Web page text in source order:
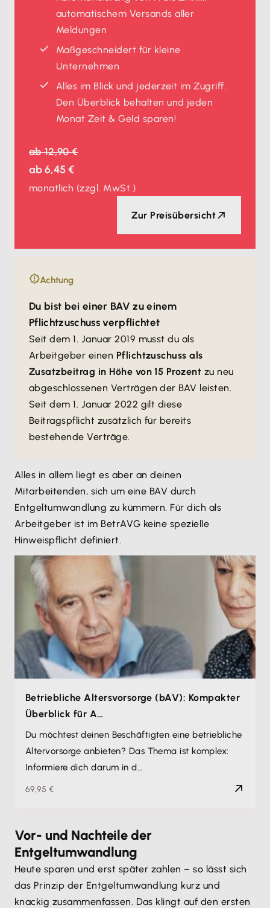
automatischem Versands aller
Meldungen
Maßgeschneidert für kleine
Unternehmen
Alles im Blick und jederzeit im Zugriff.
Den Überblick behalten und jeden
Monat Zeit & Geld sparen!
ab12,90 €
ab6,45 €
monatlich (zzgl. MwSt.)
Zur Preisübersicht
Achtung
Du bist bei einer BAV zu einem
Pflichtzuschuss verpflichtet
Seit dem 1. Januar 2019 musst du als
Arbeitgeber einen Pflichtzuschuss als
Zusatzbeitrag in Höhe von 15 Prozent zu neu
abgeschlossenen Verträgen der BAV leisten.
Seit dem 1. Januar 2022 gilt diese
Beitragspflicht zusätzlich für bereits
bestehende Verträge.
Alles in allem liegt es aber an deinen
Mitarbeitenden, sich um eine BAV durch
Entgeltumwandlung zu kümmern. Für dich als
Arbeitgeber ist im BetrAVG keine spezielle
Hinweispflicht definiert.
Betriebliche Altersvorsorge (bAV): Kompakter
Überblick für A…
Du möchtest deinen Beschäftigten eine betriebliche
Altervorsorge anbieten? Das Thema ist komplex:
Informiere dich darum in d…
69,95 €
Vor- und Nachteile der
Entgeltumwandlung
Heute sparen und erst später zahlen – so lässt sich
das Prinzip der Entgeltumwandlung kurz und
knackig zusammenfassen. Das klingt auf den ersten